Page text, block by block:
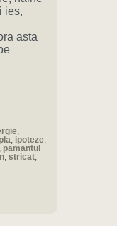
ies,
asta
ipoteze
pamantul
stricat